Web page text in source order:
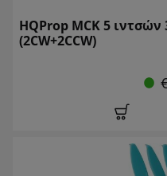
HQProp MCK 5
(2CW+2CCW)